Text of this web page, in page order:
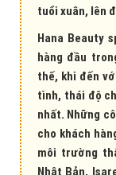
tuổi xuân, lên
Hana Beauty
hàng đầu
thế, khi đến
tình, thái độ
nhất. Những
cho khách
môi trường
Nhật Bản,